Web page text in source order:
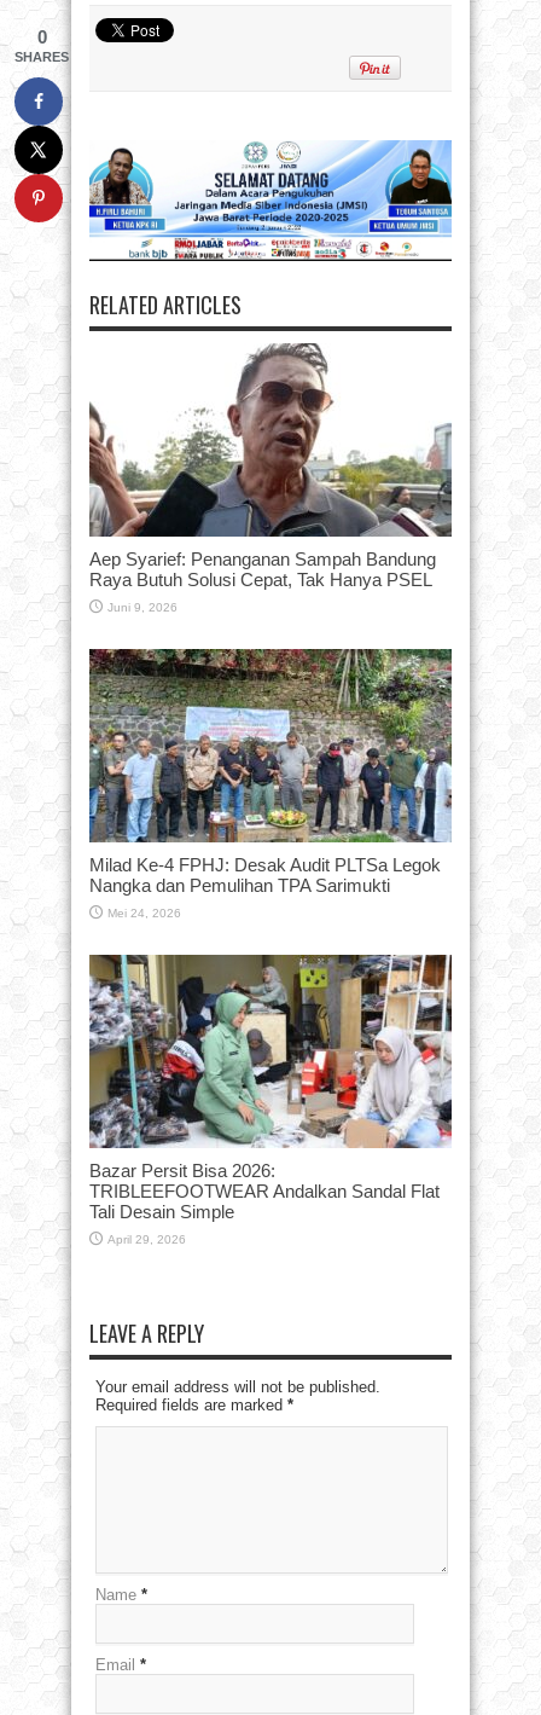
RELATED ARTICLES
Aep Syarief: Penanganan Sampah Bandung
Raya Butuh Solusi Cepat, Tak Hanya PSEL
Juni 9, 2026
Milad Ke-4 FPHJ: Desak Audit PLTSa Legok
Nangka dan Pemulihan TPA Sarimukti
Mei 24, 2026
Bazar Persit Bisa 2026:
TRIBLEEFOOTWEAR Andalkan Sandal Flat
Tali Desain Simple
April 29, 2026
LEAVE A REPLY
Your email address will not be published.
Required fields are marked *
Name *
Email *
0
SHARES